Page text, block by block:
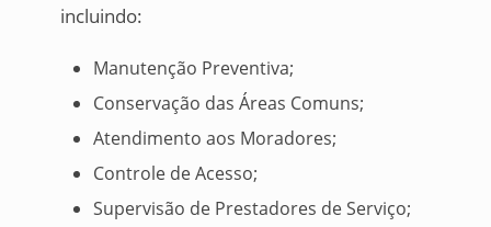
incluindo:
Manutenção Preventiva;
Conservação das Áreas Comuns;
Atendimento aos Moradores;
Controle de Acesso;
Supervisão de Prestadores de Serviço;